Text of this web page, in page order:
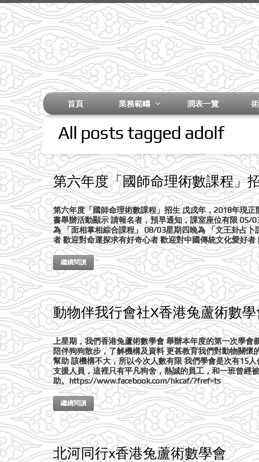
首頁 業務範疇 潤表一覽
All posts tagged adolf
第六年度「國師命理術數課程」
第六年度「國師命理術數課程」招生 戊戌年，2018年現
書舉辦活動顯示 請報名者，預早通知，課室座位有限 05/
為 「面相掌相綜合課程」 08/03星期四晚為 「文王卦占
者 歡迎對命運探求有好奇心者 歡迎對中國傳統文化愛好者
繼續閱讀
動物伴我行會社X香港兔蘆術數學
上星期，我們香港兔蘆術數學會 舉辦本年度的第一次學
陪伴狗狗散步，了解機構及資料 更甚教育我們對動物關
幫助 該機構不大，所以今次人數有限 我們學會是次有15
支援人員，這裡只有平凡狗舍，熱誠的員工，和一班曾經
助。https://www.facebook.com/hkcaf/?fref=ts
繼續閱讀
北河同行x香港兔蘆術數學會